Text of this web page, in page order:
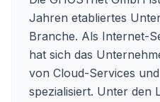
Jahren etabliertes
Branche. Als Internet-
hat sich das
von Cloud-Services
spezialisiert. Unter den